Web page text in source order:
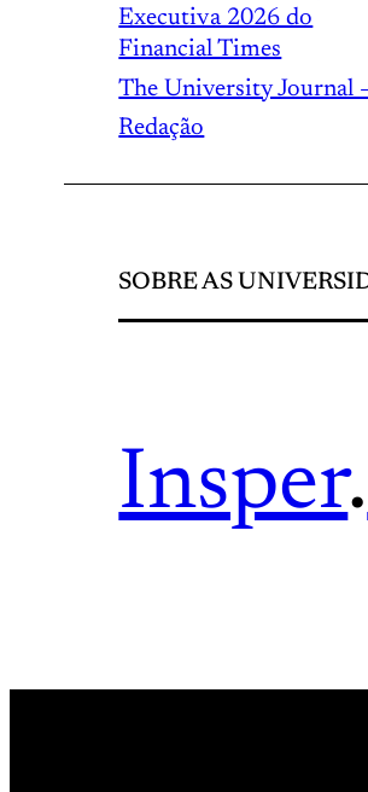
Executiva 2026 do
Financial Times
The University Journal
Redação
SOBRE AS
Insper.